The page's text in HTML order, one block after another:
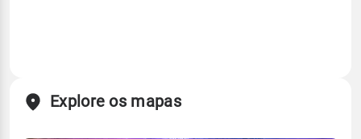
Explore os mapas